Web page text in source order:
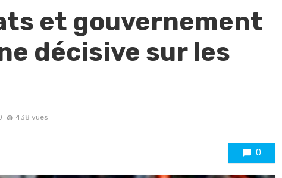
et gouvernement
décisive sur les
438 vues
0